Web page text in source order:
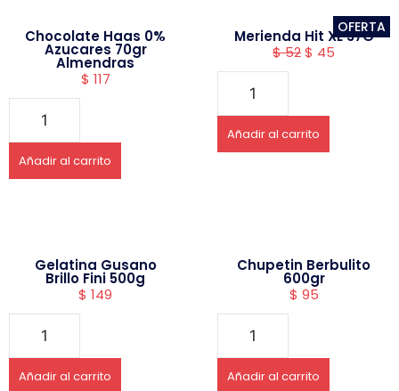
Chocolate Haas 0%
Azucares 70gr
Almendras
$ 117
Añadir al carrito
OFERTA
Merienda Hit XL 37G
$52$ 45
Añadir al carrito
Gelatina Gusano
Brillo Fini 500g
$ 149
Añadir al carrito
Chupetin Berbulito
600gr
$ 95
Añadir al carrito